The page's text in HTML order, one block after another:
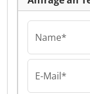
Name*
E-Mail*